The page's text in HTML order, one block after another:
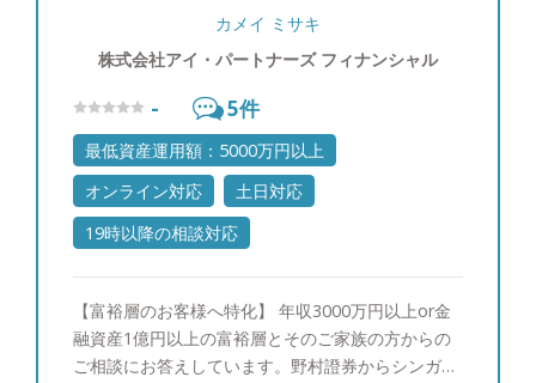
カメイ ミサキ
株式会社アイ・パートナーズ フィナンシャル
- 5件
最低資産運用額：5000万円以上
オンライン対応
土日対応
19時以降の相談対応
【富裕層のお客様へ特化】 年収3000万円以上or金
融資産1億円以上の富裕層とそのご家族の方からの
ご相談にお答えしています。野村證券からシンガポ